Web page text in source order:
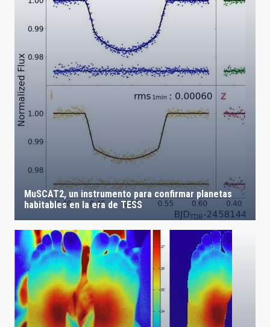
MuSCAT2, un instrumento para confirmar planetas
habitables en la era de TESS